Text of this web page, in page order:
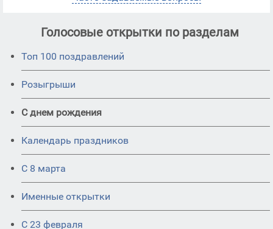
Голосовые открытки по разделам
Топ 100 поздравлений
Розыгрыши
С днем рождения
Календарь праздников
С 8 марта
Именные открытки
С 23 февраля